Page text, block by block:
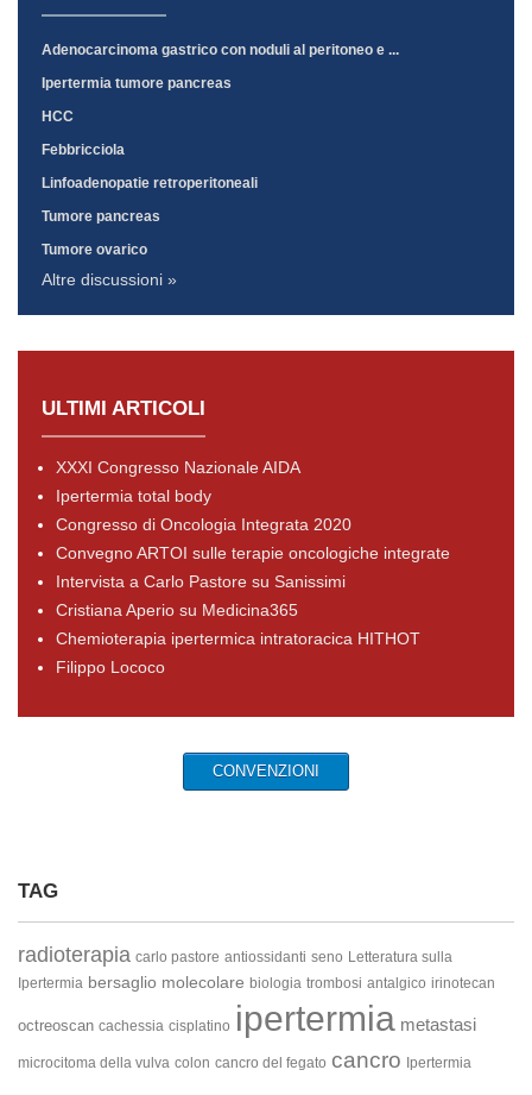
Adenocarcinoma gastrico con noduli al peritoneo e ...
Ipertermia tumore pancreas
HCC
Febbricciola
Linfoadenopatie retroperitoneali
Tumore pancreas
Tumore ovarico
Altre discussioni »
ULTIMI ARTICOLI
XXXI Congresso Nazionale AIDA
Ipertermia total body
Congresso di Oncologia Integrata 2020
Convegno ARTOI sulle terapie oncologiche integrate
Intervista a Carlo Pastore su Sanissimi
Cristiana Aperio su Medicina365
Chemioterapia ipertermica intratoracica HITHOT
Filippo Lococo
CONVENZIONI
TAG
radioterapia carlo pastore antiossidanti seno Letteratura sulla
Ipertermia bersaglio molecolare biologia trombosi antalgico irinotecan
octreoscan cachessia cisplatino ipertermia metastasi
microcitoma della vulva colon cancro del fegato cancro Ipertermia